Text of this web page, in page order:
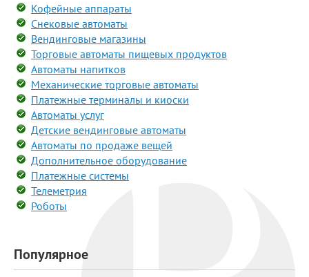
Кофейные аппараты
Снековые автоматы
Вендинговые магазины
Торговые автоматы пищевых продуктов
Автоматы напитков
Механические торговые автоматы
Платежные терминалы и киоски
Автоматы услуг
Детские вендинговые автоматы
Автоматы по продаже вещей
Дополнительное оборудование
Платежные системы
Телеметрия
Роботы
Популярное